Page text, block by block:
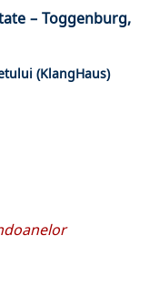
– Toggenburg,
(KlangHaus)